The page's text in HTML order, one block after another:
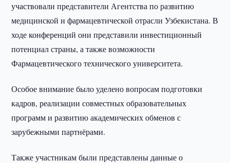
участвовали представители Агентства по развитию
медицинской и фармацевтической отрасли Узбекистана. В
ходе конференций они представили инвестиционный
потенциал страны, а также возможности
Фармацевтического технического университета.
Особое внимание было уделено вопросам подготовки
кадров, реализации совместных образовательных
программ и развитию академических обменов с
зарубежными партнёрами.
Также участникам были представлены данные о